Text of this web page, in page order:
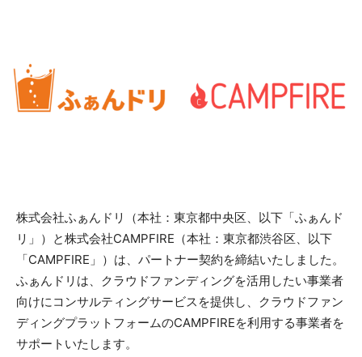
株式会社ふぁんドリ（本社：東京都中央区、以下「ふぁんド
リ」）と株式会社CAMPFIRE（本社：東京都渋谷区、以下
「CAMPFIRE」）は、パートナー契約を締結いたしました。
ふぁんドリは、クラウドファンディングを活用したい事業者
向けにコンサルティングサービスを提供し、クラウドファン
ディングプラットフォームのCAMPFIREを利用する事業者を
サポートいたします。